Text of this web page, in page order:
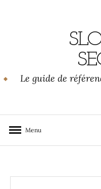
Le guide de
Menu